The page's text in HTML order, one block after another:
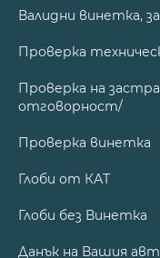
Валидни винетка,
Проверка
Проверка на
отговорност/
Проверка винетка
Глоби от КАТ
Глоби без Винетка
Данък на Вашия